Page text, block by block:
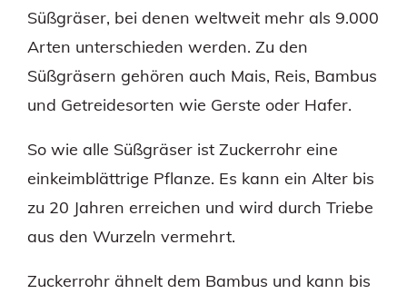
Süßgräser, bei denen weltweit mehr als 9.000
Arten unterschieden werden. Zu den
Süßgräsern gehören auch Mais, Reis, Bambus
und Getreidesorten wie Gerste oder Hafer.
So wie alle Süßgräser ist Zuckerrohr eine
einkeimblättrige Pflanze. Es kann ein Alter bis
zu 20 Jahren erreichen und wird durch Triebe
aus den Wurzeln vermehrt.
Zuckerrohr ähnelt dem Bambus und kann bis